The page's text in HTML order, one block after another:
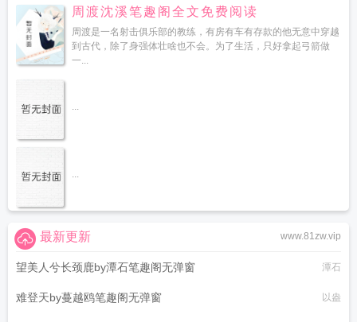
周渡沈溪笔趣阁全文免费阅读
周渡是一名射击俱乐部的教练，有房有车有存款的他无意中穿越
到古代，除了身强体壮啥也不会。为了生活，只好拿起弓箭做
一...
...
...
www.81zw.vip
最新更新
望美人兮长颈鹿by潭石笔趣阁无弹窗 潭石
难登天by蔓越鸥笔趣阁无弹窗 以盎